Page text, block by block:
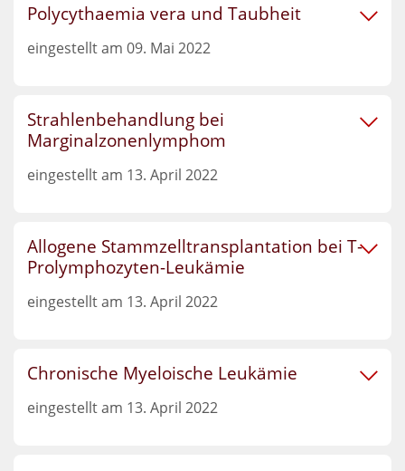
Polycythaemia vera und Taubheit
eingestellt am 09. Mai 2022
Strahlenbehandlung bei
Marginalzonenlymphom
eingestellt am 13. April 2022
Allogene Stammzelltransplantation bei T-
Prolymphozyten-Leukämie
eingestellt am 13. April 2022
Chronische Myeloische Leukämie
eingestellt am 13. April 2022